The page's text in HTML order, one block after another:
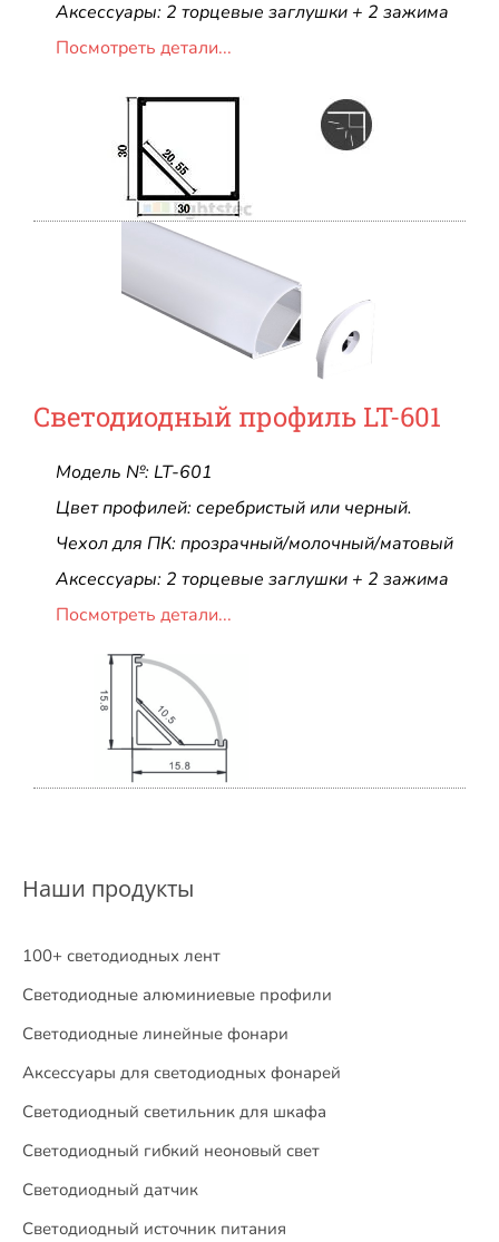
Аксессуары: 2 торцевые заглушки + 2 зажима
Посмотреть детали...
Светодиодный профиль LT-601
Модель №: LT-601
Цвет профилей: серебристый или черный.
Чехол для ПК: прозрачный/молочный/матовый
Аксессуары: 2 торцевые заглушки + 2 зажима
Посмотреть детали...
Наши продукты
100+ светодиодных лент
Светодиодные алюминиевые профили
Светодиодные линейные фонари
Аксессуары для светодиодных фонарей
Светодиодный светильник для шкафа
Светодиодный гибкий неоновый свет
Светодиодный датчик
Светодиодный источник питания